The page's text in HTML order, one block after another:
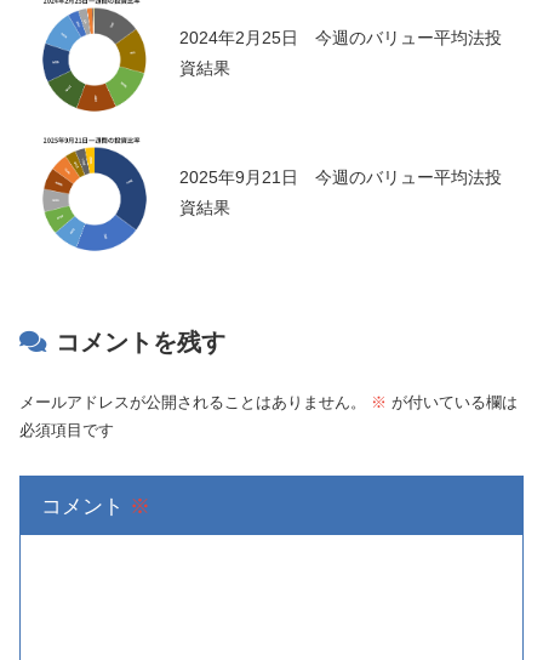
2024年2月25日 今週のバリュー平均法投
資結果
2025年9月21日 今週のバリュー平均法投
資結果
コメントを残す
メールアドレスが公開されることはありません。 ※ が付いている欄は
必須項目です
コメント ※